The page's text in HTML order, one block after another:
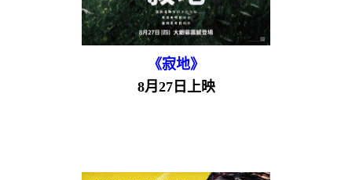
《寂地》
8月27日上映